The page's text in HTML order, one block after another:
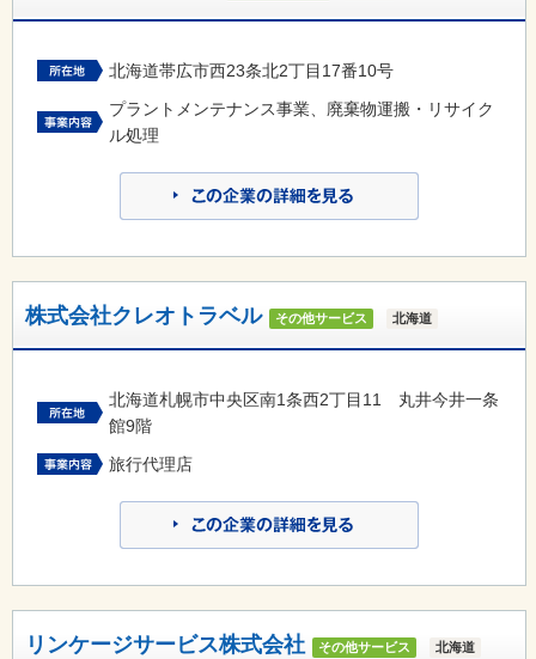
北海道帯広市西23条北2丁目17番10号
プラントメンテナンス事業、廃棄物運搬・リサイク
ル処理
株式会社クレオトラベル その他サービス 北海道
北海道札幌市中央区南1条西2丁目11 丸井今井一条
館9階
旅行代理店
リンケージサービス株式会社 その他サービス 北海道